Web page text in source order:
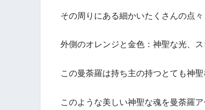
その周りにある細かいたくさんの点
外側のオレンジと金色：神聖な光、
この曼荼羅は持ち主の持つとても神聖
このような美しい神聖な魂を曼荼羅